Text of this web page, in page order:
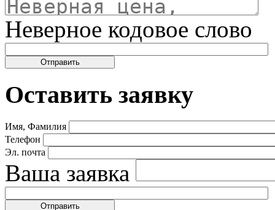
Неверное кодовое слово
Оставить заявку
Имя, Фамилия
Телефон
Эл. почта
Ваша заявка